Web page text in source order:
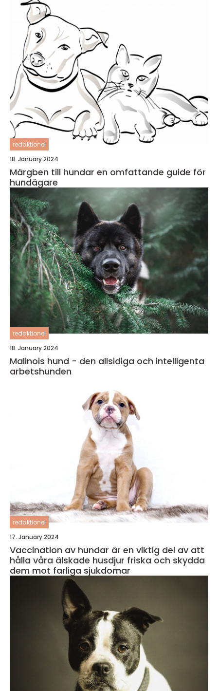
redaktionel
18. January 2024
Märgben till hundar en omfattande guide för
hundägare
redaktionel
18. January 2024
Malinois hund - den allsidiga och intelligenta
arbetshunden
redaktionel
17. January 2024
Vaccination av hundar är en viktig del av att
hålla våra älskade husdjur friska och skydda
dem mot farliga sjukdomar